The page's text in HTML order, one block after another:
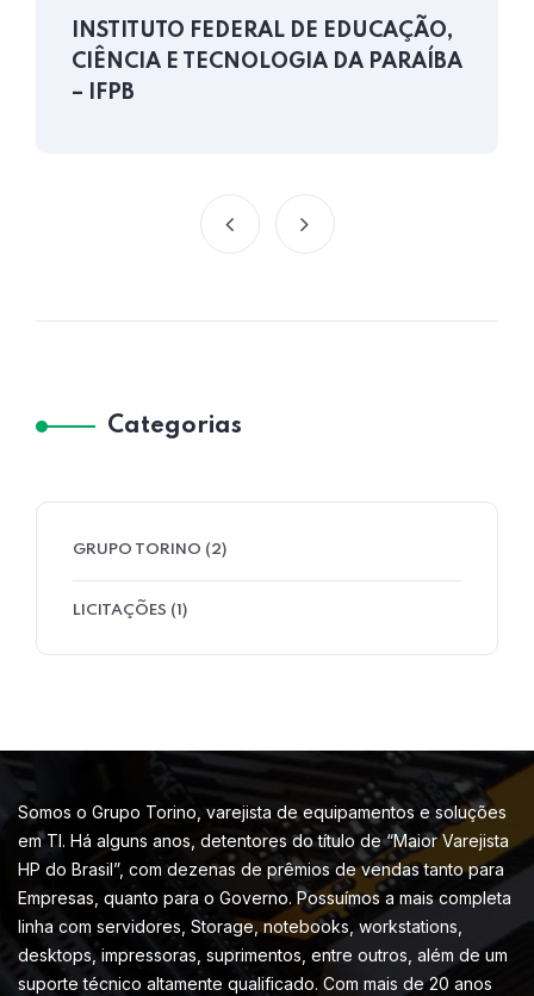
INSTITUTO FEDERAL DE EDUCAÇÃO,
CIÊNCIA E TECNOLOGIA DA PARAÍBA
– IFPB
Categorias
GRUPO TORINO (2)
LICITAÇÕES (1)
Somos o Grupo Torino, varejista de equipamentos e soluções
em TI. Há alguns anos, detentores do título de “Maior Varejista
HP do Brasil”, com dezenas de prêmios de vendas tanto para
Empresas, quanto para o Governo. Possuímos a mais completa
linha com servidores, Storage, notebooks, workstations,
desktops, impressoras, suprimentos, entre outros, além de um
suporte técnico altamente qualificado. Com mais de 20 anos